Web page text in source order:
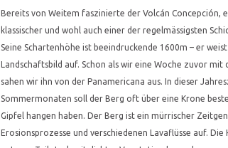
Bereits von Weitem faszinierte der Volcán Concepción,
klassischer und wohl auch einer der regelmässigsten
Seine Schartenhöhe ist beeindruckende 1600m – er
Landschaftsbild auf. Schon als wir eine Woche zuvor mit
sahen wir ihn von der Panamericana aus. In dieser
Sommermonaten soll der Berg oft über eine Krone
Gipfel hangen haben. Der Berg ist ein mürrischer
Erosionsprozesse und verschiedenen Lavaflüsse auf.